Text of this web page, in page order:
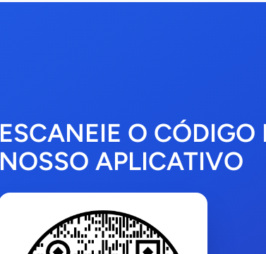
ESCANEIE O CÓDIGO
NOSSO APLICATIVO